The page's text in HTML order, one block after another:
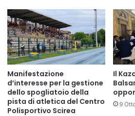
Manifestazione
d’interesse per la gestione
dello spogliatoio della
pista di atletica del Centro
Polisportivo Scirea
Il
9